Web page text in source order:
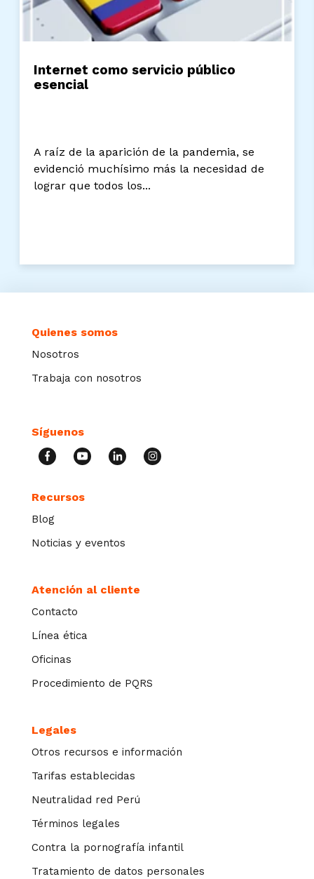
Internet como servicio público
esencial
A raíz de la aparición de la pandemia, se
evidenció muchísimo más la necesidad de
lograr que todos los...
Quienes somos
Nosotros
Trabaja con nosotros
Síguenos
Recursos
Blog
Noticias y eventos
Atención al cliente
Contacto
Línea ética
Oficinas
Procedimiento de PQRS
Legales
Otros recursos e información
Tarifas establecidas
Neutralidad red Perú
Términos legales
Contra la pornografía infantil
Tratamiento de datos personales